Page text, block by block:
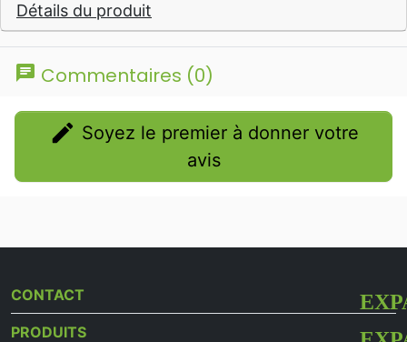
Détails du produit
chat Commentaires (0)
edit
avis
CONTACT
PRODUITS